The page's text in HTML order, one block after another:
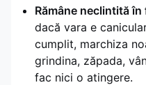
Rămâne neclintită
dacă vara e
cumplit, marchiza
grindina, zăpada,
fac nici o atingere.